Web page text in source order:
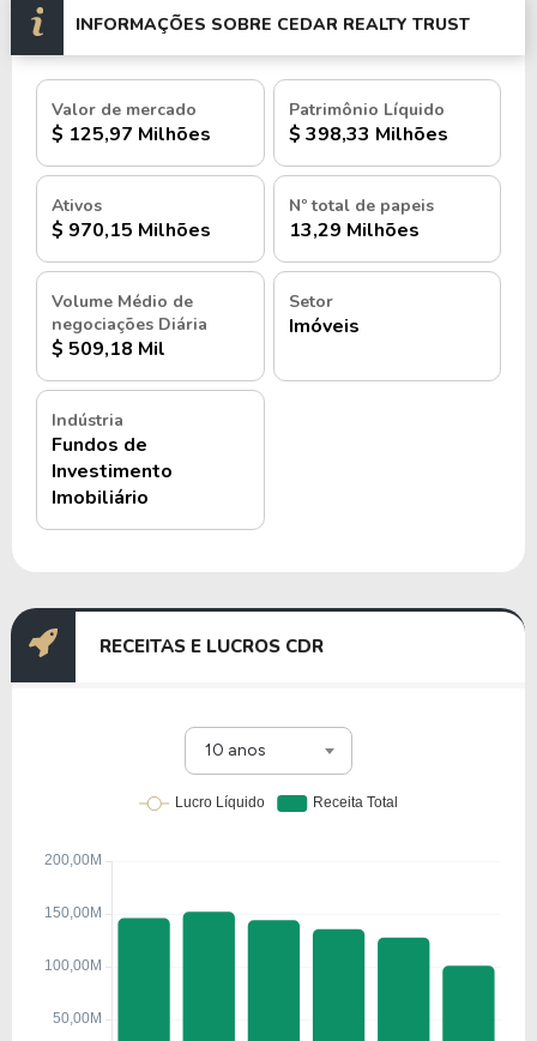
INFORMAÇÕES SOBRE CEDAR REALTY TRUST
Valor de mercado
$ 125,97 Milhões
Patrimônio Líquido
$ 398,33 Milhões
Ativos
$ 970,15 Milhões
Nº total de papeis
13,29 Milhões
Volume Médio de
negociações Diária
$ 509,18 Mil
Setor
Imóveis
Indústria
Fundos de
Investimento
Imobiliário
RECEITAS E LUCROS CDR
10 anos